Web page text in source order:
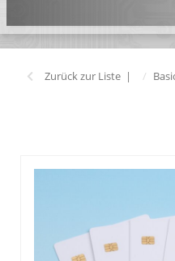
Zurück zur Liste